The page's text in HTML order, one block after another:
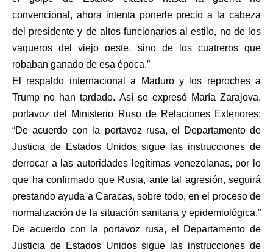
convencional, ahora intenta ponerle precio a la cabeza
del presidente y de altos funcionarios al estilo, no de los
vaqueros del viejo oeste, sino de los cuatreros que
robaban ganado de esa época.”
El respaldo internacional a Maduro y los reproches a
Trump no han tardado. Así se expresó María Zarajova,
portavoz del Ministerio Ruso de Relaciones Exteriores:
“De acuerdo con la portavoz rusa, el Departamento de
Justicia de Estados Unidos sigue las instrucciones de
derrocar a las autoridades legítimas venezolanas, por lo
que ha confirmado que Rusia, ante tal agresión, seguirá
prestando ayuda a Caracas, sobre todo, en el proceso de
normalización de la situación sanitaria y epidemiológica.”
De acuerdo con la portavoz rusa, el Departamento de
Justicia de Estados Unidos sigue las instrucciones de